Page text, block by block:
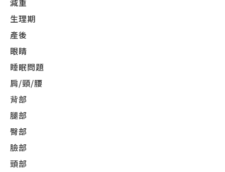
減重
生理期
產後
眼睛
睡眠問題
肩/頸/腰
背部
腿部
臀部
臉部
頭部